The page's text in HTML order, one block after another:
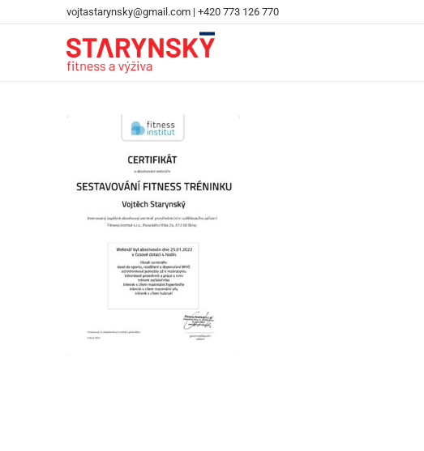
vojtastarynsky@gmail.com | +420 773 126 770